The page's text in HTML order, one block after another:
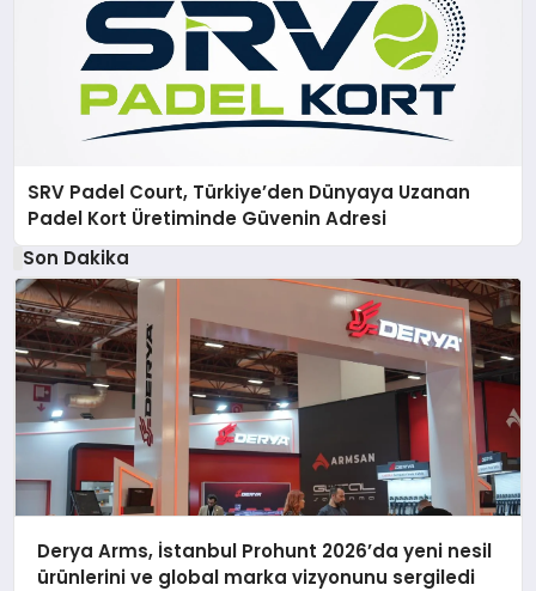
SRV Padel Court, Türkiye’den Dünyaya Uzanan
Padel Kort Üretiminde Güvenin Adresi
Son Dakika
Derya Arms, İstanbul Prohunt 2026’da yeni nesil
ürünlerini ve global marka vizyonunu sergiledi